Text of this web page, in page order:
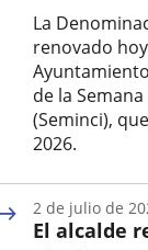
La
renovado
de la
(Seminci),
2026.
la
noticia
El alcalde
2 de julio de